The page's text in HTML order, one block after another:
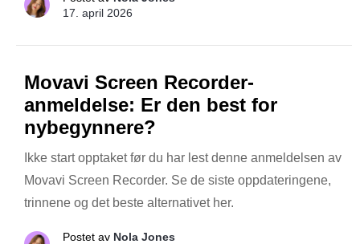
17. april 2026
Movavi Screen Recorder-
anmeldelse: Er den best for
nybegynnere?
Ikke start opptaket før du har lest denne anmeldelsen av
Movavi Screen Recorder. Se de siste oppdateringene,
trinnene og det beste alternativet her.
Postet av Nola Jones